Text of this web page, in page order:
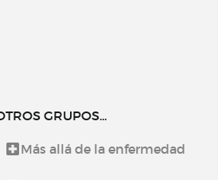
GRUPOS...
Más allá de la enfermedad